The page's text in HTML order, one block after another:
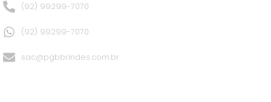
(92) 99299-7070
(92) 99299-7070
sac@pgbbrindes.com.br